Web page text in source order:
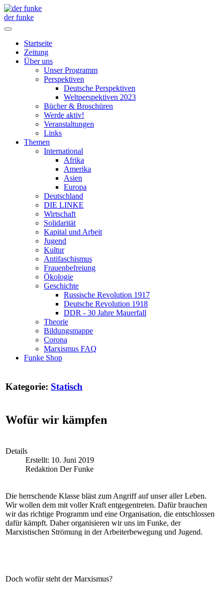
der funke
Startseite
Zeitung
Über uns
Unser Programm
Perspektiven
Deutsche Perspektiven
Weltperspektiven 2023
Bücher & Broschüren
Werde aktiv!
Veranstaltungen
Links
Themen
International
Afrika
Amerika
Asien
Europa
Deutschland
DIE LINKE
Wirtschaft
Solidarität
Kapital und Arbeit
Jugend
Kultur
Antifaschismus
Frauenbefreiung
Ökologie
Geschichte
Russische Revolution 1917
Deutsche Revolution 1918
DDR - 30 Jahre Mauerfall
Theorie
Bildungsmappe
Corona
Marxismus FAQ
Funke Shop
Kategorie: Statisch
Wofür wir kämpfen
Details
Erstellt: 10. Juni 2019
Redaktion Der Funke
Die herrschende Klasse bläst zum Angriff auf unser aller Leben.
Wir wollen dem mit voller Kraft entgegentreten. Dafür brauchen
wir das richtige Programm und eine Organisation, die entschlossen
dafür kämpft. Daher organisieren wir uns im Funke, der
Marxistischen Strömung in der Arbeiterbewegung und Jugend.
Doch wofür steht der Marxismus?